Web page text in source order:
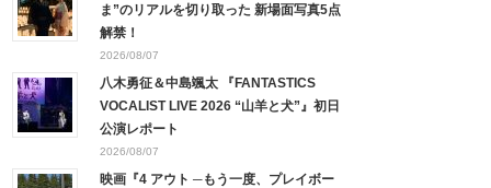
ま”のリアルを切り取った 新場面写真5点
解禁！
2026/08/07
八木勇征＆中島颯太 『FANTASTICS
VOCALIST LIVE 2026 “山羊と犬”』初日
公演レポート
2026/08/07
映画『4 アウト ─もう一度、プレイボー